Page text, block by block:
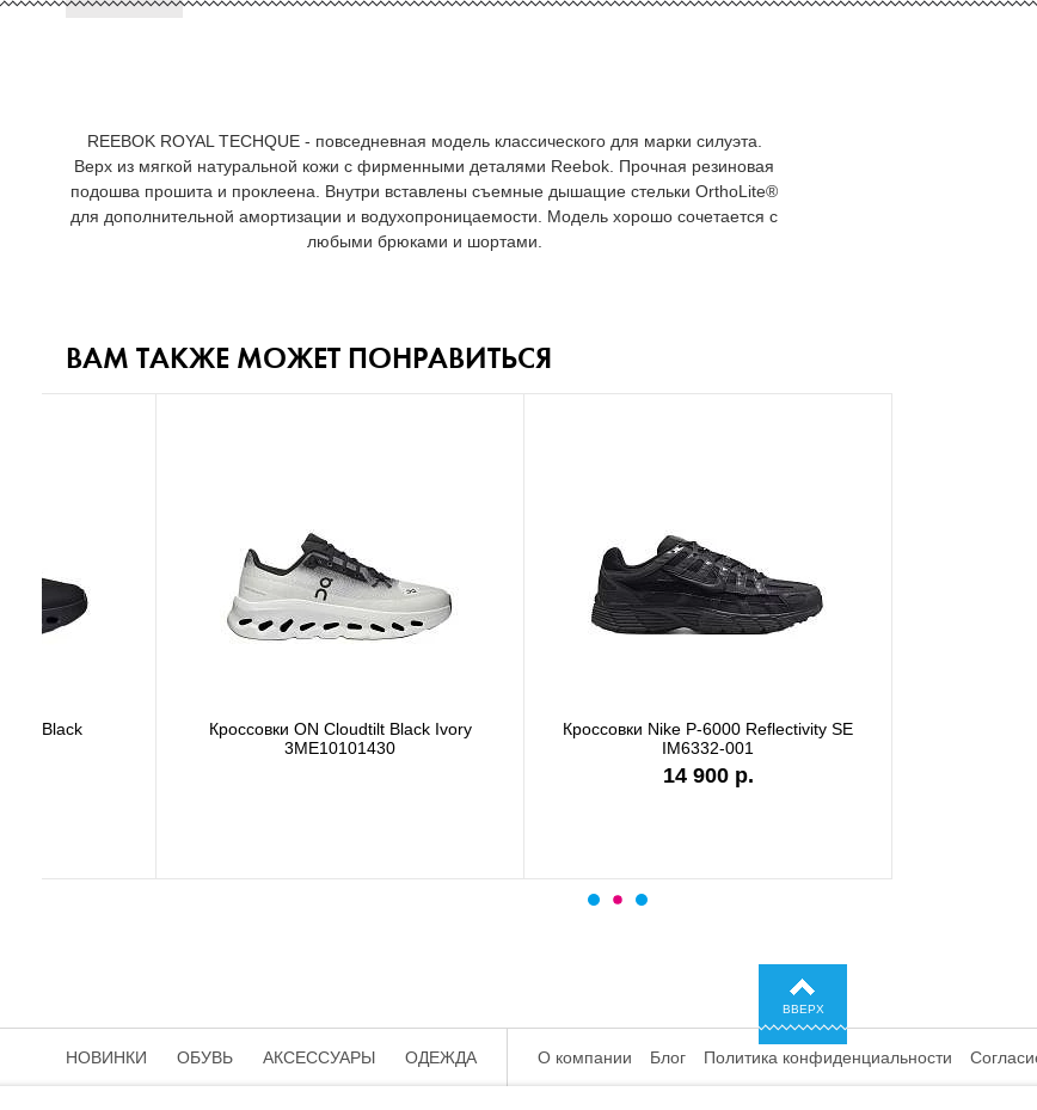
REEBOK ROYAL TECHQUE - повседневная модель классического для марки силуэта.
Верх из мягкой натуральной кожи с фирменными деталями Reebok. Прочная резиновая
подошва прошита и проклеена. Внутри вставлены съемные дышащие стельки OrthoLite®
для дополнительной амортизации и водухопроницаемости. Модель хорошо сочетается с
любыми брюками и шортами.
ВАМ ТАКЖЕ МОЖЕТ ПОНРАВИТЬСЯ
Кроссовки New Balance M2002RST
22 500 р.
Кроссовки Nike Shox TL IQ0299-010 Кроссовки Nike P-6000
ВВЕРХ
НОВИНКИ ОБУВЬ АКСЕССУАРЫ ОДЕЖДА О компании Блог Политика конфиденциальности